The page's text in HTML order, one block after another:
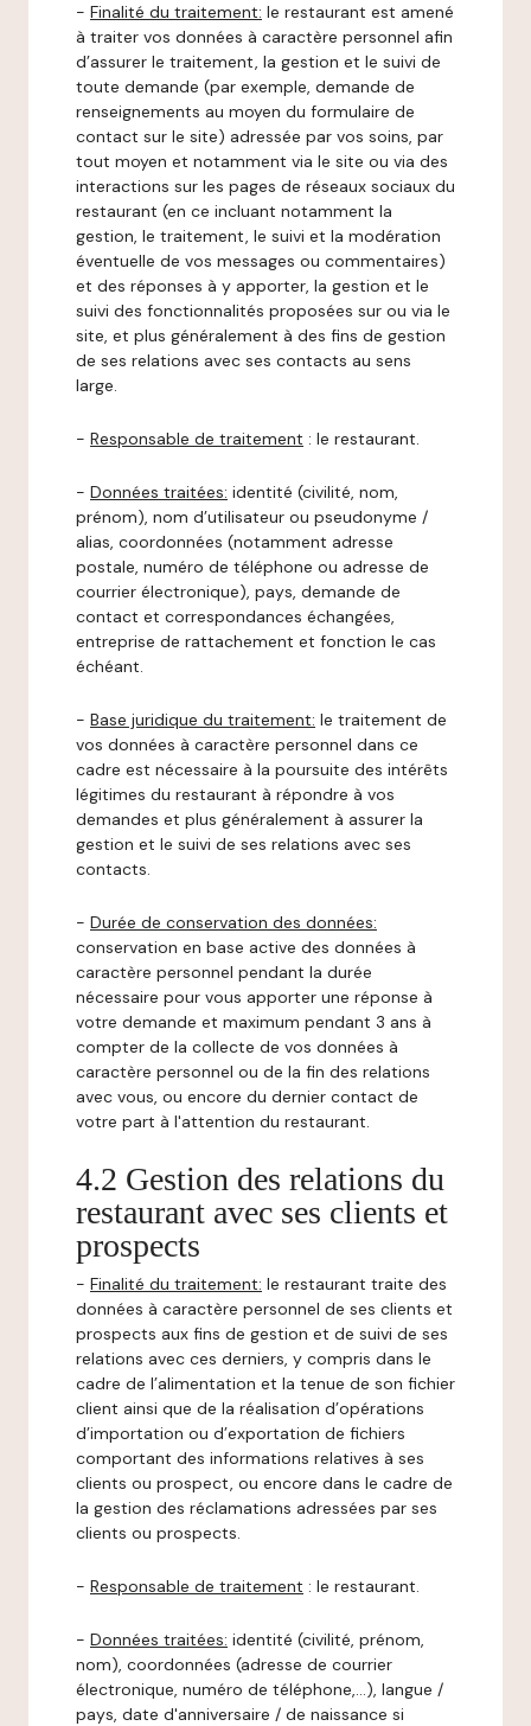
- Finalité du traitement: le restaurant est amené
à traiter vos données à caractère personnel afin
d’assurer le traitement, la gestion et le suivi de
toute demande (par exemple, demande de
renseignements au moyen du formulaire de
contact sur le site) adressée par vos soins, par
tout moyen et notamment via le site ou via des
interactions sur les pages de réseaux sociaux du
restaurant (en ce incluant notamment la
gestion, le traitement, le suivi et la modération
éventuelle de vos messages ou commentaires)
et des réponses à y apporter, la gestion et le
suivi des fonctionnalités proposées sur ou via le
site, et plus généralement à des fins de gestion
de ses relations avec ses contacts au sens
large.
- Responsable de traitement : le restaurant.
- Données traitées: identité (civilité, nom,
prénom), nom d’utilisateur ou pseudonyme /
alias, coordonnées (notamment adresse
postale, numéro de téléphone ou adresse de
courrier électronique), pays, demande de
contact et correspondances échangées,
entreprise de rattachement et fonction le cas
échéant.
- Base juridique du traitement: le traitement de
vos données à caractère personnel dans ce
cadre est nécessaire à la poursuite des intérêts
légitimes du restaurant à répondre à vos
demandes et plus généralement à assurer la
gestion et le suivi de ses relations avec ses
contacts.
- Durée de conservation des données:
conservation en base active des données à
caractère personnel pendant la durée
nécessaire pour vous apporter une réponse à
votre demande et maximum pendant 3 ans à
compter de la collecte de vos données à
caractère personnel ou de la fin des relations
avec vous, ou encore du dernier contact de
votre part à l'attention du restaurant.
4.2 Gestion des relations du
restaurant avec ses clients et
prospects
- Finalité du traitement: le restaurant traite des
données à caractère personnel de ses clients et
prospects aux fins de gestion et de suivi de ses
relations avec ces derniers, y compris dans le
cadre de l’alimentation et la tenue de son fichier
client ainsi que de la réalisation d’opérations
d’importation ou d’exportation de fichiers
comportant des informations relatives à ses
clients ou prospect, ou encore dans le cadre de
la gestion des réclamations adressées par ses
clients ou prospects.
- Responsable de traitement : le restaurant.
- Données traitées: identité (civilité, prénom,
nom), coordonnées (adresse de courrier
électronique, numéro de téléphone,…), langue /
pays, date d'anniversaire / de naissance si